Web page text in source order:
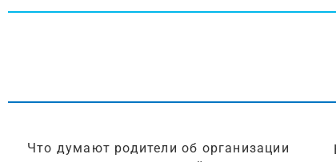
Что думают родители об организации